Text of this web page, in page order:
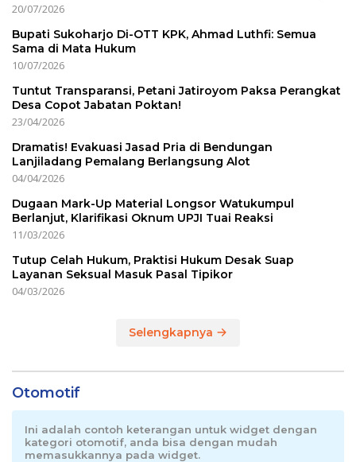
20/07/2026
Bupati Sukoharjo Di-OTT KPK, Ahmad Luthfi: Semua
Sama di Mata Hukum
10/07/2026
Tuntut Transparansi, Petani Jatiroyom Paksa Perangkat
Desa Copot Jabatan Poktan!
23/04/2026
Dramatis! Evakuasi Jasad Pria di Bendungan
Lanjiladang Pemalang Berlangsung Alot
04/04/2026
Dugaan Mark-Up Material Longsor Watukumpul
Berlanjut, Klarifikasi Oknum UPJI Tuai Reaksi
11/03/2026
Tutup Celah Hukum, Praktisi Hukum Desak Suap
Layanan Seksual Masuk Pasal Tipikor
04/03/2026
Selengkapnya
Otomotif
Ini adalah contoh keterangan untuk widget dengan
kategori otomotif, anda bisa dengan mudah
memasukkannya pada widget.